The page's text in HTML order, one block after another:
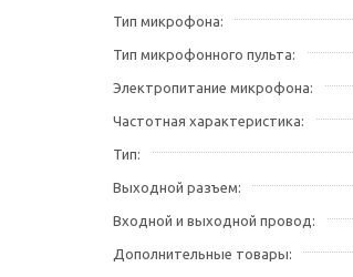
Тип микрофона
Тип микрофонного пульта
Электропитание микрофона
Частотная характеристика
Тип
Выходной разъем
Входной и выходной провод
Дополнительные товары